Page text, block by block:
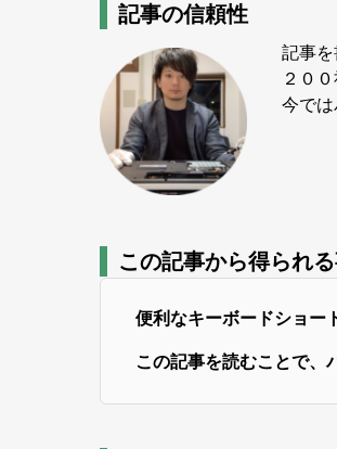
記事の信頼性
記事
２０
今で
この記事から得られ
便利なキーボードショー
この記事を読むことで、